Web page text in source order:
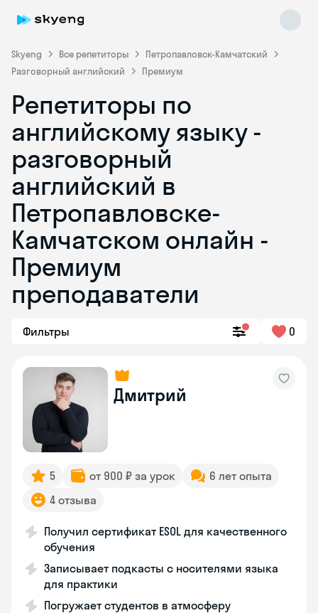
Skyeng Все репетиторы
Петропавловск-Камчатский
Разговорный английский
Премиум
Репетиторы по
английскому языку -
разговорный
английский в
Петропавловске-
Камчатском онлайн -
Премиум
преподаватели
Фильтры 0
Дмитрий
5 от 900 ₽ за урок
6 лет опыта
4 отзыва
Получил сертификат ESOL для качественного
обучения
Записывает подкасты с носителями языка
для практики
Погружает студентов в атмосферу
Skyeng Chat